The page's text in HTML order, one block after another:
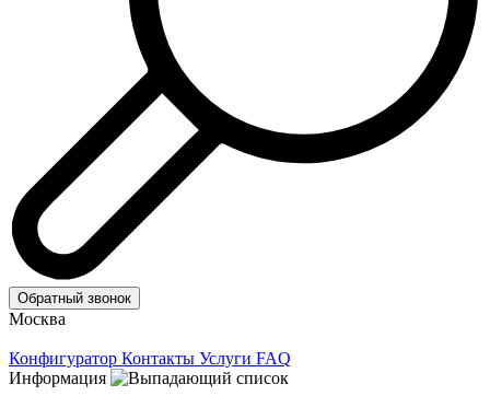
Обратный звонок
Москва
Конфигуратор Контакты Услуги FAQ
Информация